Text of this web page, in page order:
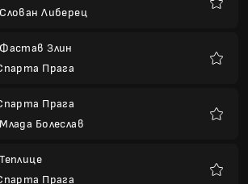
Прага
Прага
Прага
Kralove
Прага